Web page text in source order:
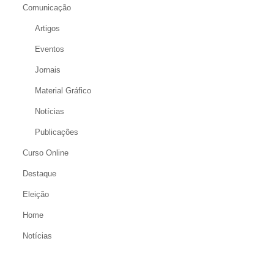
Comunicação
Artigos
Eventos
Jornais
Material Gráfico
Notícias
Publicações
Curso Online
Destaque
Eleição
Home
Notícias